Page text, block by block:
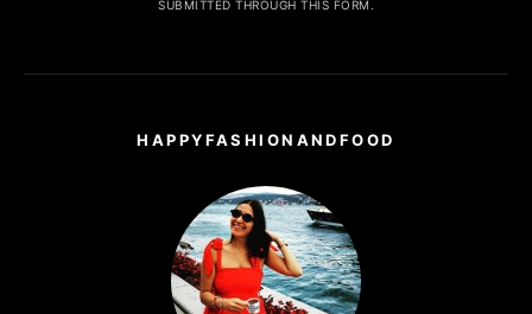
SUBMITTED THROUGH THIS FORM.
HAPPYFASHIONANDFOOD